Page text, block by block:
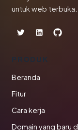
untuk web terbuka.
PRODUK
Beranda
Fitur
Cara kerja
Domain yang baru